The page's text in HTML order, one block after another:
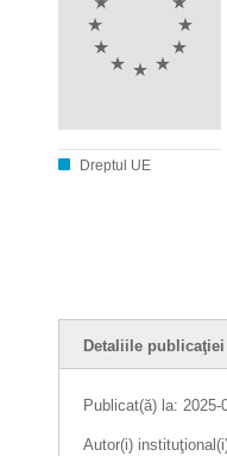
Dreptul UE
Detaliile publicaţiei
Publicat(ă) la: 2025-
Autor(i)